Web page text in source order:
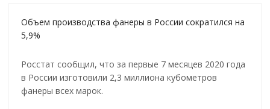
Объем производства фанеры в России сократился на
5,9%
Росстат сообщил, что за первые 7 месяцев 2020 года
в России изготовили 2,3 миллиона кубометров
фанеры всех марок.